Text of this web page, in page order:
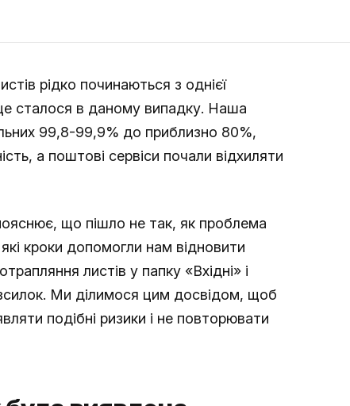
рідко починаються з однієї
сталося в даному випадку. Наша
99,8-99,9% до приблизно 80%,
а поштові сервіси почали відхиляти
що пішло не так, як проблема
які кроки допомогли нам відновити
листів у папку «Вхідні» і
Ми ділимося цим досвідом, щоб
подібні ризики і не повторювати